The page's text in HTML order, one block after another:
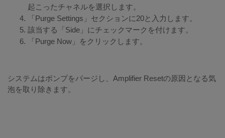
起こったチャネルを選択します。
「Purge Settings」セクションに20と入力します。
該当する「Side」にチェックマークを付けます。
「Purge Now」をクリックします。
システムはポンプをパージし、Amplifier Resetの原因となる気
泡を取り除きます。